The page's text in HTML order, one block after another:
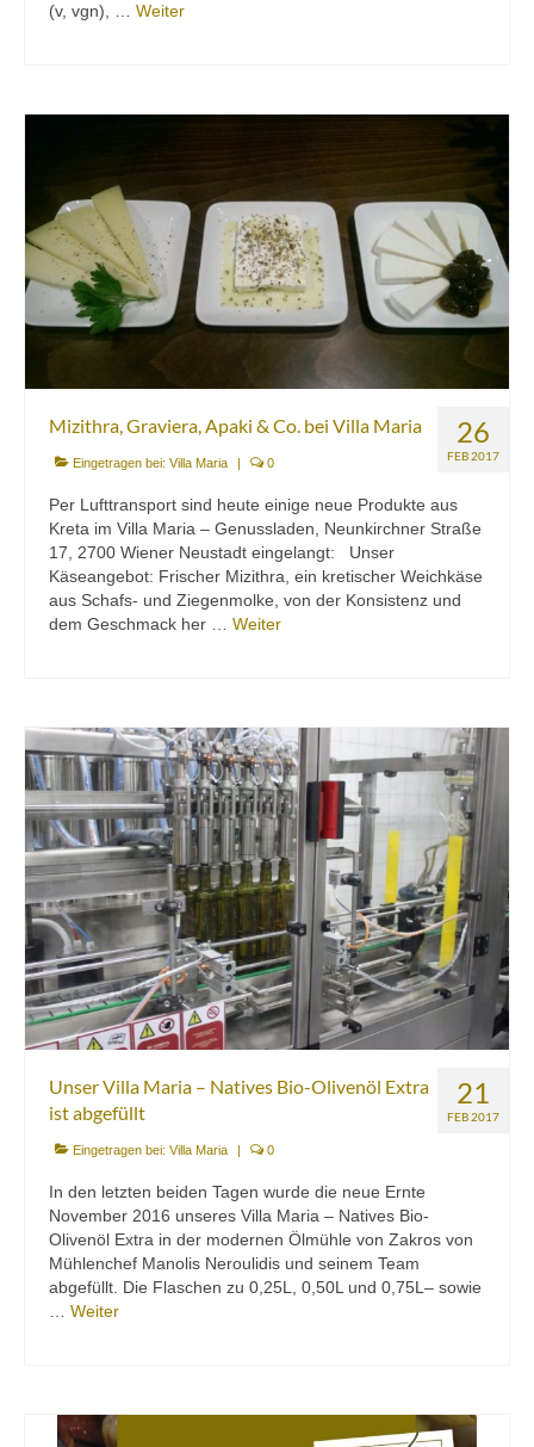
(v, vgn), … Weiter
26
FEB 2017
Mizithra, Graviera, Apaki & Co. bei Villa Maria
Eingetragen bei: Villa Maria | 0
Per Lufttransport sind heute einige neue Produkte aus
Kreta im Villa Maria – Genussladen, Neunkirchner Straße
17, 2700 Wiener Neustadt eingelangt: Unser
Käseangebot: Frischer Mizithra, ein kretischer Weichkäse
aus Schafs- und Ziegenmolke, von der Konsistenz und
dem Geschmack her … Weiter
21
FEB 2017
Unser Villa Maria – Natives Bio-Olivenöl Extra
ist abgefüllt
Eingetragen bei: Villa Maria 0
In den letzten beiden Tagen wurde die neue Ernte
November 2016 unseres Villa Maria – Natives Bio-
Olivenöl Extra in der modernen Ölmühle von Zakros von
Mühlenchef Manolis Neroulidis und seinem Team
abgefüllt. Die Flaschen zu 0,25L, 0,50L und 0,75L– sowie
… Weiter